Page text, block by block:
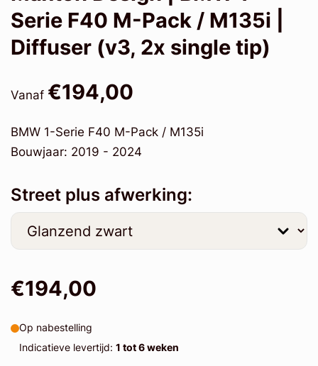
Serie F40 M-Pack / M135i |
Diffuser (v3, 2x single tip)
Vanaf €194,00
BMW 1-Serie F40 M-Pack / M135i
Bouwjaar: 2019 - 2024
Street plus afwerking:
€194,00
Op nabestelling
Indicatieve levertijd: 1 tot 6 weken